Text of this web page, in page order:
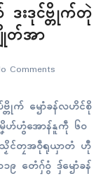
းဒုၚ်ဗ္တိုက်တုဲ
တ်အာ
Comments
တိုက် ၝောံခန်လဟိၚ်စို
ဟ်ဟွံအောန်နူကဵု ၆၀
ၚ်တၠအဝဵုရုယှာတံ ဟီု
၉ တေံဂှ်ဝွံ ဒှ်ၝောံခန်